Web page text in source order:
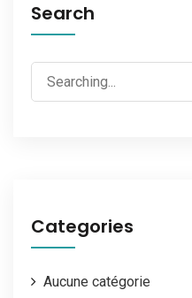
Search
Categories
Aucune catégorie